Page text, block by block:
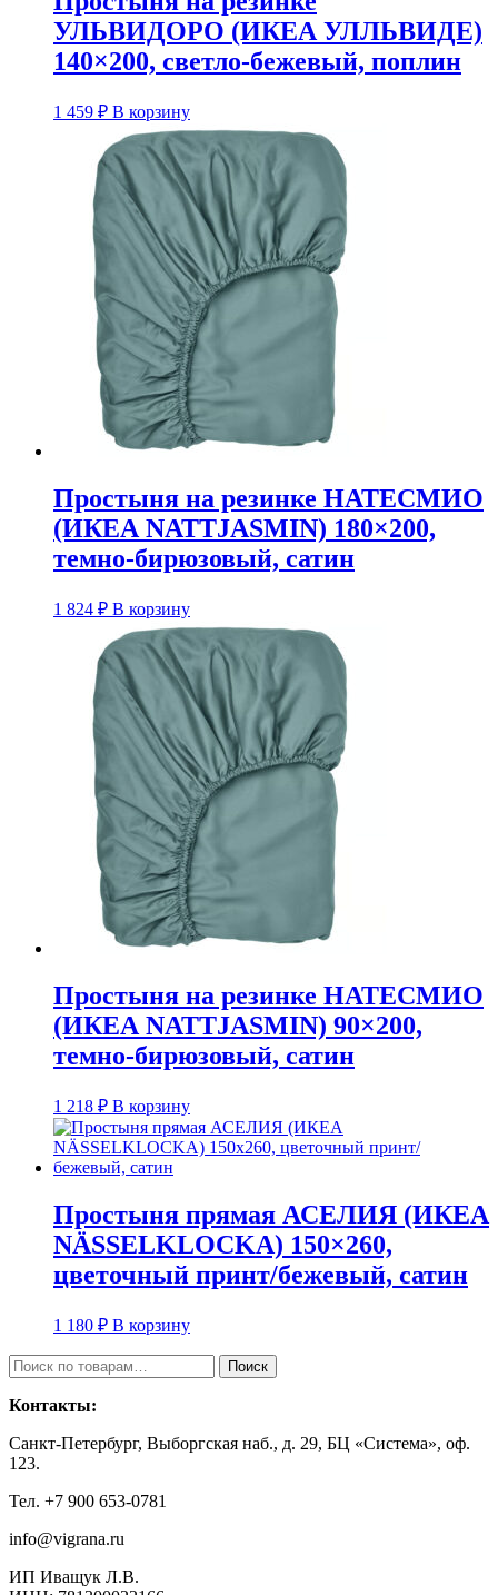
УЛЬВИДОРО (ИКЕА УЛЛЬВИДЕ)
140×200, светло-бежевый, поплин
1 459 ₽ В корзину
Простыня на резинке НАТЕСМИО
(ИКЕА NATTJASMIN) 180×200,
темно-бирюзовый, сатин
1 824 ₽ В корзину
Простыня на резинке НАТЕСМИО
(ИКЕА NATTJASMIN) 90×200,
темно-бирюзовый, сатин
1 218 ₽ В корзину
Простыня прямая АСЕЛИЯ (ИКЕА
NÄSSELKLOCKA) 150×260,
цветочный принт/бежевый, сатин
1 180 ₽ В корзину
Искать:
Поиск
Контакты:
Санкт-Петербург, Выборгская наб., д. 29, БЦ «Система», оф.
123.
Тел. +7 900 653-0781
info@vigrana.ru
ИП Иващук Л.В.